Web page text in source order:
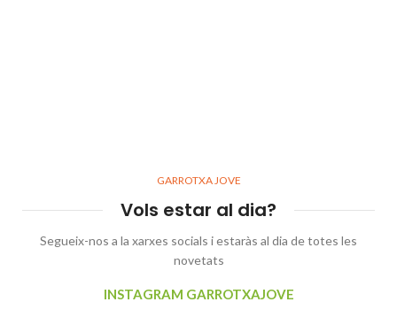
GARROTXA JOVE
Vols estar al dia?
Segueix-nos a la xarxes socials i estaràs al dia de totes les
novetats
INSTAGRAM GARROTXAJOVE